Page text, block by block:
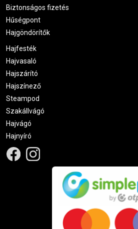
Biztonságos fizetés
Hűségpont
Hajgöndörítők
Hajfesték
Hajvasaló
Hajszárító
Hajszínező
Steampod
Szakállvágó
Hajvágó
Hajnyíró